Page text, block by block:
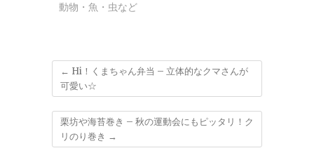
動物・魚・虫など
← Hi！くまちゃん弁当 – 立体的なクマさんが
可愛い☆
栗坊や海苔巻き – 秋の運動会にもピッタリ！ク
リのり巻き →